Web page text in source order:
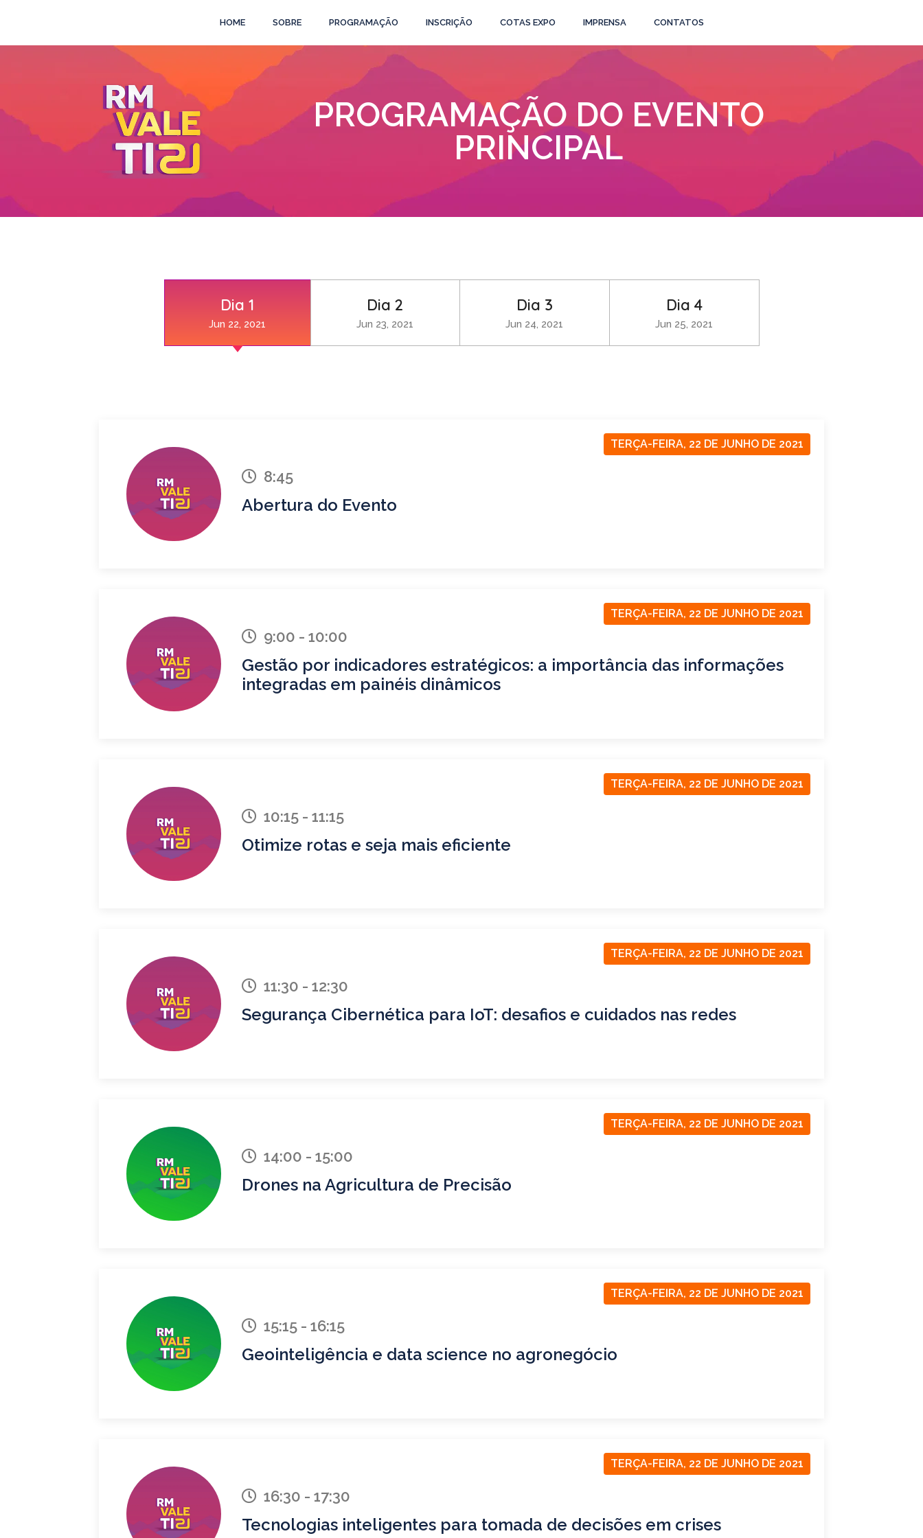
HOME SOBRE PROGRAMAÇÃO INSCRIÇÃO COTAS EXPO IMPRENSA CONTATOS
PROGRAMAÇÃO DO EVENTO
PRINCIPAL
Dia 1
Jun 22, 2021
Dia 2
Jun 23, 2021
Dia 3
Jun 24, 2021
Dia 4
Jun 25, 2021
TERÇA-FEIRA, 22 DE JUNHO DE 2021
8:45
Abertura do Evento
TERÇA-FEIRA, 22 DE JUNHO DE 2021
9:00 - 10:00
Gestão por indicadores estratégicos: a importância das informações
integradas em painéis dinâmicos
TERÇA-FEIRA, 22 DE JUNHO DE 2021
10:15 - 11:15
Otimize rotas e seja mais eficiente
TERÇA-FEIRA, 22 DE JUNHO DE 2021
11:30 - 12:30
Segurança Cibernética para IoT: desafios e cuidados nas redes
TERÇA-FEIRA, 22 DE JUNHO DE 2021
14:00 - 15:00
Drones na Agricultura de Precisão
TERÇA-FEIRA, 22 DE JUNHO DE 2021
15:15 - 16:15
Geointeligência e data science no agronegócio
TERÇA-FEIRA, 22 DE JUNHO DE 2021
16:30 - 17:30
Tecnologias inteligentes para tomada de decisões em crises